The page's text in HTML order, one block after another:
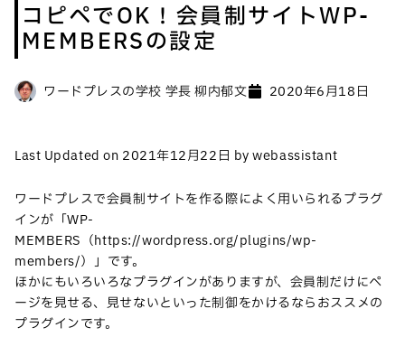
コピペでOK！会員制サイトWP-
MEMBERSの設定
ワードプレスの学校 学長 柳内郁文 2020年6月18日
Last Updated on 2021年12月22日 by webassistant
ワードプレスで会員制サイトを作る際によく用いられるプラグ
インが「WP-
MEMBERS（https://wordpress.org/plugins/wp-
members/）」です。
ほかにもいろいろなプラグインがありますが、会員制だけにペ
ージを見せる、見せないといった制御をかけるならおススメの
プラグインです。